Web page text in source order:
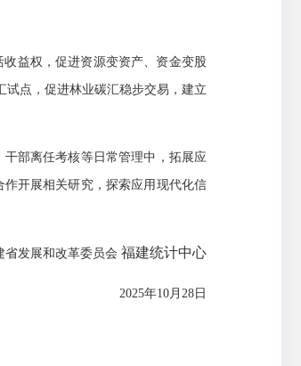
益权，促进资源变资产、资金变股
点，促进林业碳汇稳步交易，建立
部离任考核等日常管理中，拓展应
开展相关研究，探索应用现代化信
省发展和改革委员会 福建统计中心
2025年10月28日